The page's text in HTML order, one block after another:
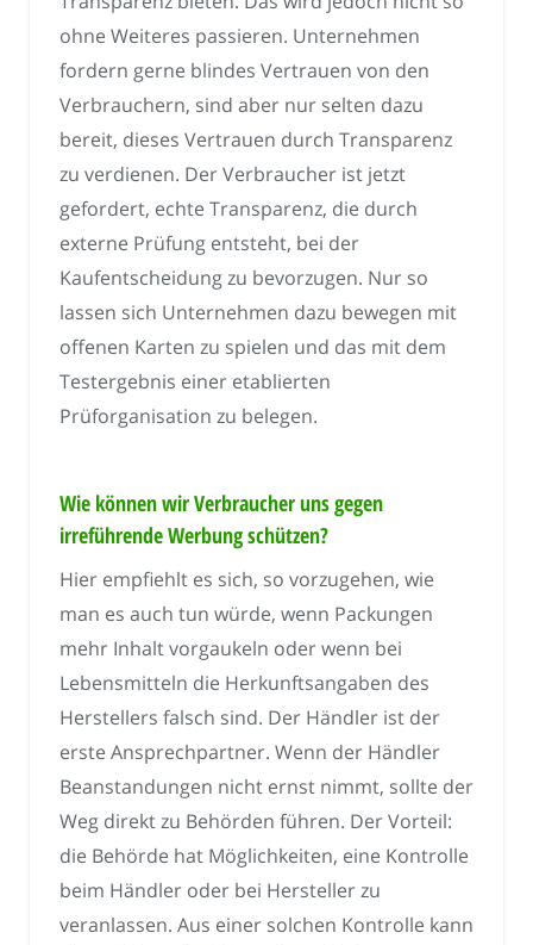
ohne Weiteres passieren. Unternehmen
fordern gerne blindes Vertrauen von den
Verbrauchern, sind aber nur selten dazu
bereit, dieses Vertrauen durch Transparenz
zu verdienen. Der Verbraucher ist jetzt
gefordert, echte Transparenz, die durch
externe Prüfung entsteht, bei der
Kaufentscheidung zu bevorzugen. Nur so
lassen sich Unternehmen dazu bewegen mit
offenen Karten zu spielen und das mit dem
Testergebnis einer etablierten
Prüforganisation zu belegen.
Wie können wir Verbraucher uns gegen
irreführende Werbung schützen?
Hier empfiehlt es sich, so vorzugehen, wie
man es auch tun würde, wenn Packungen
mehr Inhalt vorgaukeln oder wenn bei
Lebensmitteln die Herkunftsangaben des
Herstellers falsch sind. Der Händler ist der
erste Ansprechpartner. Wenn der Händler
Beanstandungen nicht ernst nimmt, sollte der
Weg direkt zu Behörden führen. Der Vorteil:
die Behörde hat Möglichkeiten, eine Kontrolle
beim Händler oder bei Hersteller zu
veranlassen. Aus einer solchen Kontrolle kann